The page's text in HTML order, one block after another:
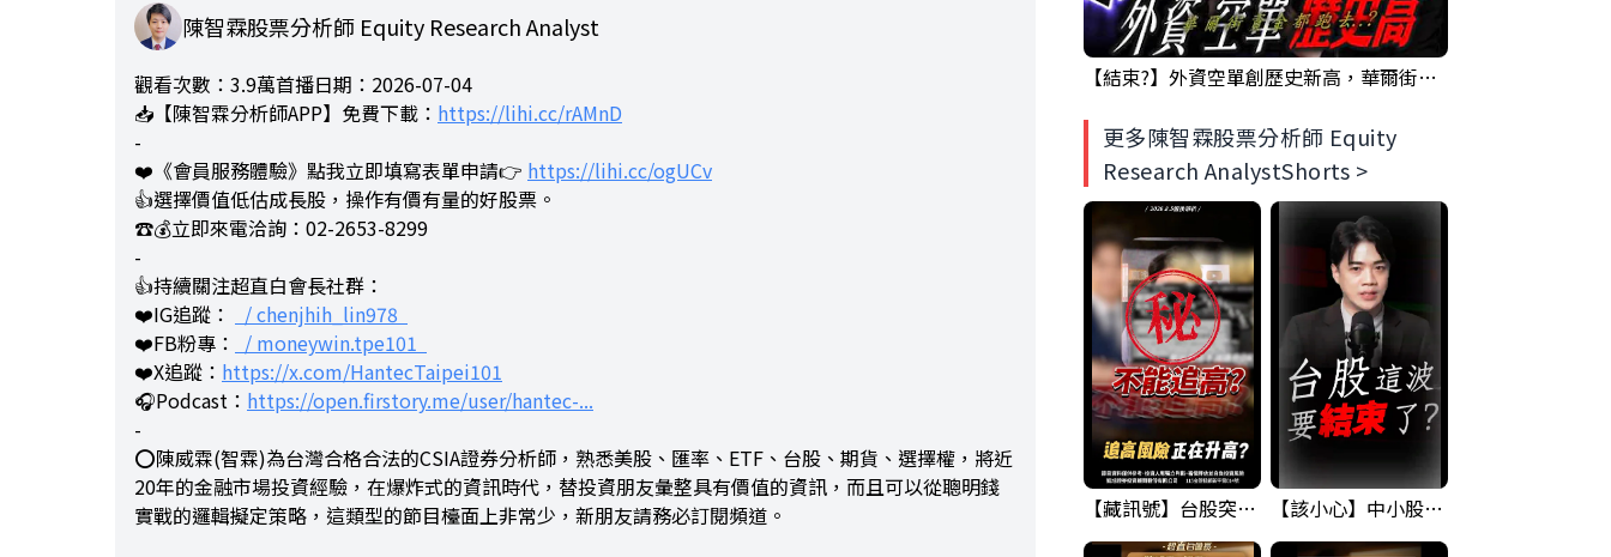
陳智霖股票分析師 Equity Research Analyst
觀看次數：3.9萬首播日期：2026-07-04
📥【陳智霖分析師APP】免費下載： https://lihi.cc/rAMnD
-
❤️《會員服務體驗》點我立即填寫表單申請👉 https://lihi.cc/ogUCv
👍選擇價值低估成長股，操作有價有量的好股票。
☎️💰立即來電洽詢：02-2653-8299
-
👍持續關注超直白會長社群：
❤️IG追蹤：
/ chenjhih_lin978
❤️FB粉專：
/ moneywin.tpe101
❤️X追蹤： https://x.com/HantecTaipei101
🎧Podcast： https://open.firstory.me/user/hantec-...
-
⭕陳威霖(智霖)為台灣合格合法的CSIA證券分析師，熟悉美股、匯率、ETF、台股、期貨、選擇權，將近
20年的金融市場投資經驗，在爆炸式的資訊時代，替投資朋友彙整具有價值的資訊，而且可以從聰明錢
實戰的邏輯擬定策略，這類型的節目檯面上非常少，新朋友請務必訂閱頻道。
【結束?】外資空單創歷史新高，華爾街資金卻流向了...?｜錢進大趨勢 Mr.智霖 陳 2026/08/04
更多陳智霖股票分析師 Equity
Research AnalystShorts >
【藏訊號】台股突破季線，週一我提醒了這個關鍵訊號 【該小心】中小股派對結束 ? 關鍵訊號都指向...